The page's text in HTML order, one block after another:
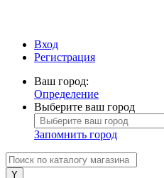
Вход
Регистрация
Ваш город:
Определение
Выберите ваш город
Запомнить город